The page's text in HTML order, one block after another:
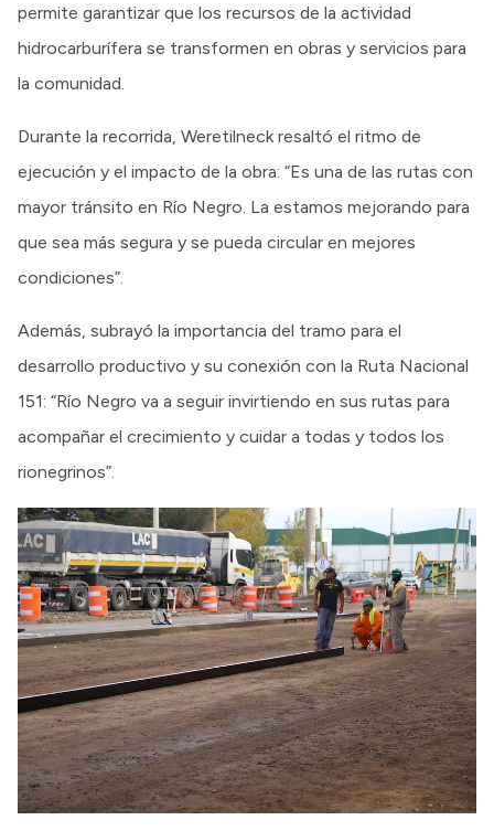
permite garantizar que los recursos de la actividad
hidrocarburífera se transformen en obras y servicios para
la comunidad.
Durante la recorrida, Weretilneck resaltó el ritmo de
ejecución y el impacto de la obra: “Es una de las rutas con
mayor tránsito en Río Negro. La estamos mejorando para
que sea más segura y se pueda circular en mejores
condiciones”.
Además, subrayó la importancia del tramo para el
desarrollo productivo y su conexión con la Ruta Nacional
151: “Río Negro va a seguir invirtiendo en sus rutas para
acompañar el crecimiento y cuidar a todas y todos los
rionegrinos”.